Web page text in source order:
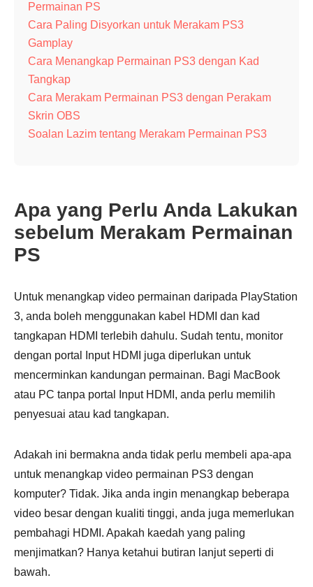
Permainan PS
Cara Paling Disyorkan untuk Merakam PS3
Gamplay
Cara Menangkap Permainan PS3 dengan Kad
Tangkap
Cara Merakam Permainan PS3 dengan Perakam
Skrin OBS
Soalan Lazim tentang Merakam Permainan PS3
Apa yang Perlu Anda Lakukan
sebelum Merakam Permainan
PS
Untuk menangkap video permainan daripada PlayStation
3, anda boleh menggunakan kabel HDMI dan kad
tangkapan HDMI terlebih dahulu. Sudah tentu, monitor
dengan portal Input HDMI juga diperlukan untuk
mencerminkan kandungan permainan. Bagi MacBook
atau PC tanpa portal Input HDMI, anda perlu memilih
penyesuai atau kad tangkapan.
Adakah ini bermakna anda tidak perlu membeli apa-apa
untuk menangkap video permainan PS3 dengan
komputer? Tidak. Jika anda ingin menangkap beberapa
video besar dengan kualiti tinggi, anda juga memerlukan
pembahagi HDMI. Apakah kaedah yang paling
menjimatkan? Hanya ketahui butiran lanjut seperti di
bawah.